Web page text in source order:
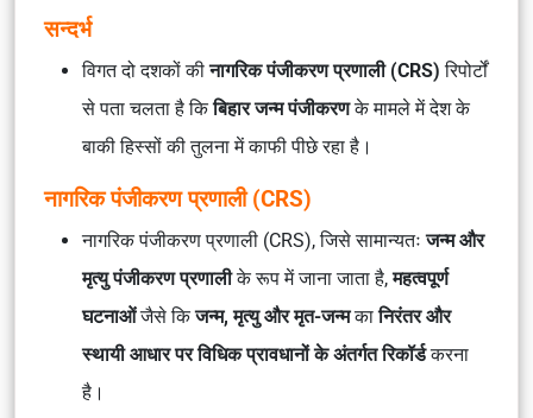
सन्दर्भ
विगत दो दशकों कीनागरिक पंजीकरण प्रणाली (CRS) रिपोर्टों
से पता चलता है किबिहार जन्म पंजीकरणके मामले में देश के
बाकी हिस्सों की तुलना में काफी पीछे रहा है।
नागरिक पंजीकरण प्रणाली (CRS)
नागरिक पंजीकरण प्रणाली (CRS), जिसे सामान्यतःजन्म और
मृत्यु पंजीकरण प्रणालीके रूप में जाना जाता है,महत्वपूर्ण
घटनाओंजैसे किजन्म, मृत्यु और मृत-जन्मकानिरंतर और
स्थायी आधार पर विधिक प्रावधानों के अंतर्गत रिकॉर्डकरना
है।